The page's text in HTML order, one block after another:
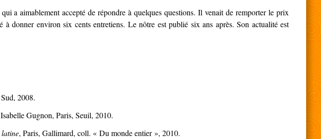
a aimablement accepté de répondre à quelques questions. Il venait de remporter le prix
à donner environ six cents entretiens. Le nôtre est publié six ans après. Son actualité est
2008.
Gugnon, Paris, Seuil, 2010.
latine, Paris, Gallimard, coll. « Du monde entier », 2010.